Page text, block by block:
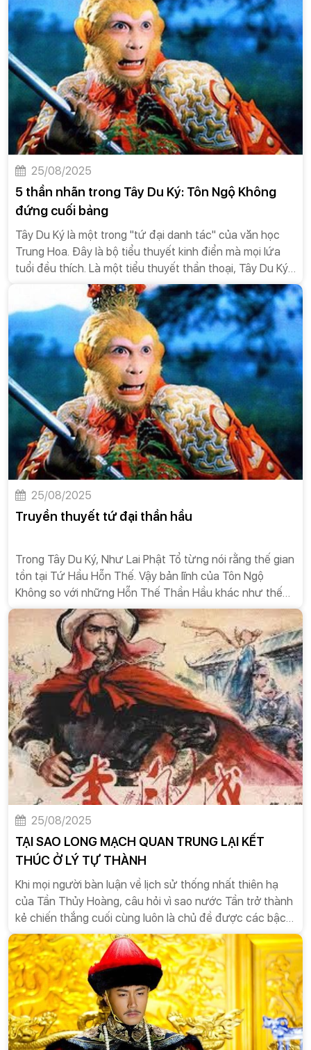
danh là "Mã trung Xích Thố, nhân trung Lã Bố" (Ngựa có
Xích Thố, người có Lã Bố), con ngựa này không chỉ là
một phương tiện di chuyển, mà còn là một biểu tượng
sống động của sự dũng mãnh, tốc độ và trên hết là lòng
trung thành, góp phần làm nên huyền thoại của hai vị
tướng lừng danh Lã Bố và Quan Vũ.
25/08/2025
5 thần nhãn trong Tây Du Ký: Tôn Ngộ Không
đứng cuối bảng
Tây Du Ký là một trong "tứ đại danh tác" của văn học
Trung Hoa. Đây là bộ tiểu thuyết kinh điển mà mọi lứa
tuổi đều thích. Là một tiểu thuyết thần thoại, Tây Du Ký
có rất nhiều sự kiện kỳ lạ, tình tiết bí ẩn khiến nhiều
người thắc mắc. Trong số đó, năm loại thần nhãn cũng
là điều bí ẩn khiến không ít người tò mò liệu nó lợi hại
đến đâu.
25/08/2025
Truyền thuyết tứ đại thần hầu
Trong Tây Du Ký, Như Lai Phật Tổ từng nói rằng thế gian
tồn tại Tứ Hầu Hỗn Thế. Vậy bản lĩnh của Tôn Ngộ
Không so với những Hỗn Thế Thần Hầu khác như thế
nào?
25/08/2025
TẠI SAO LONG MẠCH QUAN TRUNG LẠI KẾT
THÚC Ở LÝ TỰ THÀNH
Khi mọi người bàn luận về lịch sử thống nhất thiên hạ
của Tần Thủy Hoàng, câu hỏi vì sao nước Tần trở thành
kẻ chiến thắng cuối cùng luôn là chủ đề được các bậc
thầy thành công học hay những người trung niên say
rượu trên bàn ăn say sưa bàn tán. Câu trả lời có thể
nằm ở câu nói của Giả Nghị đời Tây Hán trong Quá Tần
Luận là: